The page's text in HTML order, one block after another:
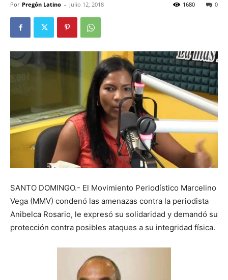
Por Pregón Latino - julio 12, 2018 0
1680
SANTO DOMINGO.- El Movimiento Periodístico Marcelino
Vega (MMV) condenó las amenazas contra la periodista
Anibelca Rosario, le expresó su solidaridad y demandó su
protección contra posibles ataques a su integridad física.